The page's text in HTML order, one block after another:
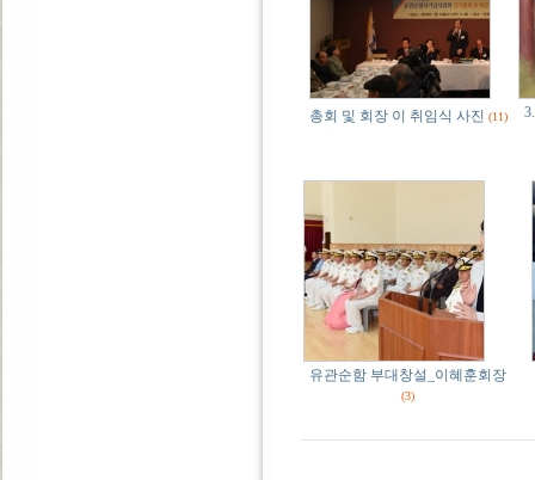
총회 및 회장 이 취임식 사진 (11)
유관순함 부대창설_이혜훈회장
(3)